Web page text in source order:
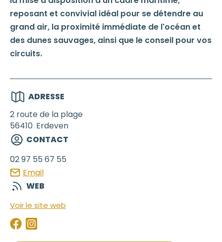
reposant et convivial idéal pour se détendre au
grand air, la proximité immédiate de l'océan et
des dunes sauvages, ainsi que le conseil pour vos
circuits.
ADRESSE
2 route de la plage
56410 Erdeven
CONTACT
02 97 55 67 55
Email
WEB
Voir le site web